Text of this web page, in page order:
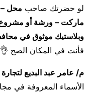
لو حضرتك صاحب محل
ماركت – ورشة أو
وبلاستيك موثوق في
فأنت في المكان الصح 👌
م/ عامر عبد البديع
الأسماء المعروفة في